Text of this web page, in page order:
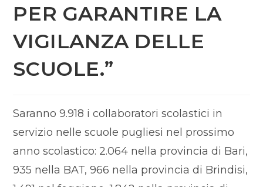
PER GARANTIRE LA
VIGILANZA DELLE
SCUOLE.”
Saranno 9.918 i collaboratori scolastici in
servizio nelle scuole pugliesi nel prossimo
anno scolastico: 2.064 nella provincia di Bari,
935 nella BAT, 966 nella provincia di Brindisi,